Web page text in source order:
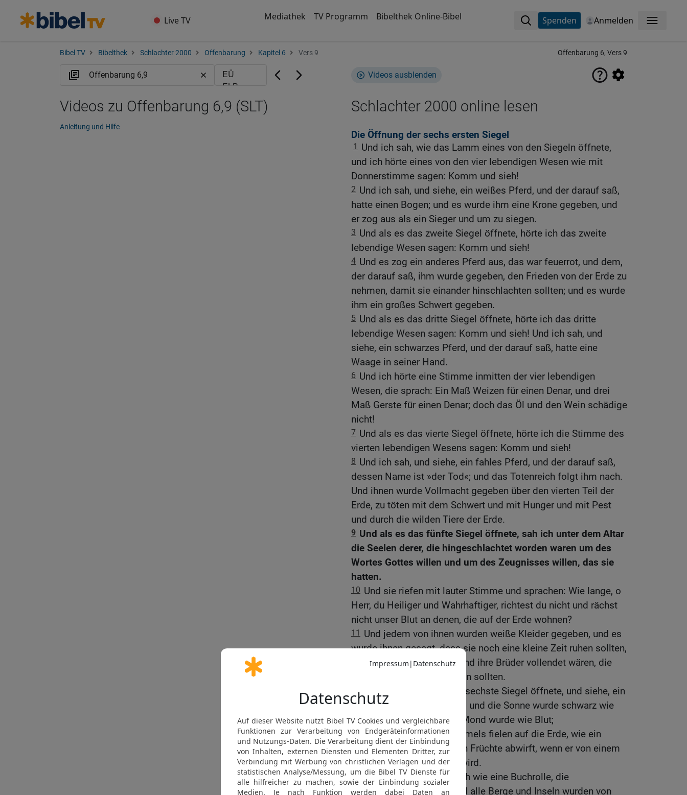
Live TV Mediathek TV Programm Bibelthek Online-Bibel Spenden Anmelden Menü
Bibel TV Bibelthek Schlachter 2000 Offenbarung Kapitel 6 Vers 9 Offenbarung 6, Vers 9
Videos ausblenden
Schlachter 2000 online lesen
Die Öffnung der sechs ersten Siegel
1
Und ich sah, wie das Lamm eines von den Siegeln öffnete,
und ich hörte eines von den vier lebendigen Wesen wie mit
Donnerstimme sagen: Komm und sieh!
2 Und ich sah, und siehe, ein weißes Pferd, und der darauf saß,
hatte einen Bogen; und es wurde ihm eine Krone gegeben, und
er zog aus als ein Sieger und um zu siegen.
3 Und als es das zweite Siegel öffnete, hörte ich das zweite
lebendige Wesen sagen: Komm und sieh!
4 Und es zog ein anderes Pferd aus, das war feuerrot, und dem,
der darauf saß, ihm wurde gegeben, den Frieden von der Erde zu
nehmen, damit sie einander hinschlachten sollten; und es wurde
ihm ein großes Schwert gegeben.
5 Und als es das dritte Siegel öffnete, hörte ich das dritte
lebendige Wesen sagen: Komm und sieh! Und ich sah, und
siehe, ein schwarzes Pferd, und der darauf saß, hatte eine
Waage in seiner Hand.
6 Und ich hörte eine Stimme inmitten der vier lebendigen
Wesen, die sprach: Ein Maß Weizen für einen Denar, und drei
Maß Gerste für einen Denar; doch das Öl und den Wein schädige
nicht!
7 Und als es das vierte Siegel öffnete, hörte ich die Stimme des
vierten lebendigen Wesens sagen: Komm und sieh!
8 Und ich sah, und siehe, ein fahles Pferd, und der darauf saß,
dessen Name ist »der Tod«; und das Totenreich folgt ihm nach.
Und ihnen wurde Vollmacht gegeben über den vierten Teil der
Erde, zu töten mit dem Schwert und mit Hunger und mit Pest
und durch die wilden Tiere der Erde.
9 Und als es das fünfte Siegel öffnete, sah ich unter dem Altar
die Seelen derer, die hingeschlachtet worden waren um des
Wortes Gottes willen und um des Zeugnisses willen, das sie
hatten.
10 Und sie riefen mit lauter Stimme und sprachen: Wie lange, o
Herr, du Heiliger und Wahrhaftiger, richtest du nicht und rächst
nicht unser Blut an denen, die auf der Erde wohnen?
11
Und jedem von ihnen wurden weiße Kleider gegeben, und es
wurde ihnen gesagt, dass sie noch eine kleine Zeit ruhen sollten,
bis auch ihre Mitknechte und ihre Brüder vollendet wären, die
auch wie sie getötet werden sollten.
12
Und ich sah, als es das sechste Siegel öffnete, und siehe, ein
großes Erdbeben entstand, und die Sonne wurde schwarz wie
ein härener Sack, und der Mond wurde wie Blut;
13
und die Sterne des Himmels fielen auf die Erde, wie ein
Feigenbaum seine unreifen Früchte abwirft, wenn er von einem
starken Wind geschüttelt wird.
14 Und der Himmel entwich wie eine Buchrolle, die
zusammengerollt wird, und alle Berge und Inseln wurden von
Videos zu Offenbarung 6,9 (SLT)
Anleitung und Hilfe